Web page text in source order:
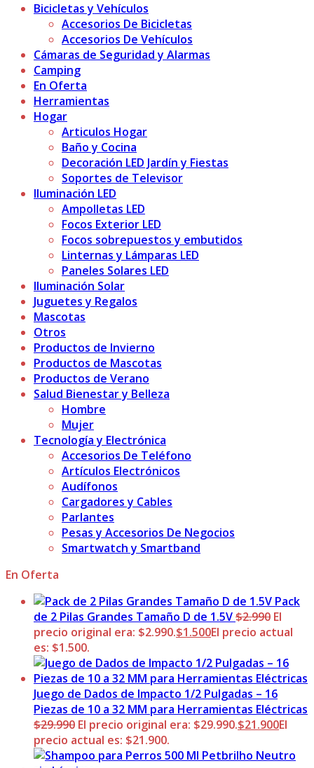
Bicicletas y Vehículos
Accesorios De Bicicletas
Accesorios De Vehículos
Cámaras de Seguridad y Alarmas
Camping
En Oferta
Herramientas
Hogar
Articulos Hogar
Baño y Cocina
Decoración LED Jardín y Fiestas
Soportes de Televisor
Iluminación LED
Ampolletas LED
Focos Exterior LED
Focos sobrepuestos y embutidos
Linternas y Lámparas LED
Paneles Solares LED
Iluminación Solar
Juguetes y Regalos
Mascotas
Otros
Productos de Invierno
Productos de Mascotas
Productos de Verano
Salud Bienestar y Belleza
Hombre
Mujer
Tecnología y Electrónica
Accesorios De Teléfono
Artículos Electrónicos
Audífonos
Cargadores y Cables
Parlantes
Pesas y Accesorios De Negocios
Smartwatch y Smartband
En Oferta
Pack
de 2 Pilas Grandes Tamaño D de 1.5V$2.990 El
precio original era: $2.990.$1.500El precio actual
es: $1.500.
Juego de Dados de Impacto 1/2 Pulgadas – 16
Piezas de 10 a 32 MM para Herramientas Eléctricas
$29.990 El precio original era: $29.990.$21.900El
precio actual es: $21.900.